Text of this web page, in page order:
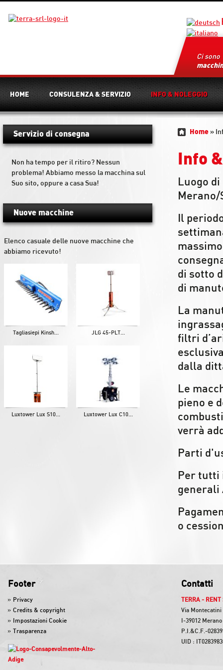
Ci sono
HOME CONSULENZA & SERVIZIO INFO & NOLEGGIO
Servizio di consegna
Non ha tempo per il ritiro? Nessun
problema! Abbiamo messo la macchina sul
Suo sito, oppure a casa Sua!
Nuove macchine
Elenco casuale delle nuove macchine che
abbiamo ricevuto!
Tagliasiepi Kinsh... JLG 45-PLT...
Luxtower Lux S10... Luxtower Lux C10...
Home »
Info
Luogo
Il
di sotto
di
La
filtri
dalla
Le
pieno e
verrà
Parti
Per tutti
generali
o
Footer
Privacy
Credits & copyright
Impostazioni Cookie
Trasparenza
Contatti
TERRA - RENT
Via Montecatini
I-39012
P.I.&C.F.-
UID :